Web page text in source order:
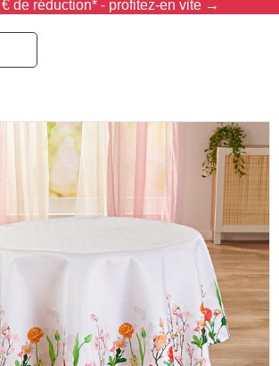
de réduction* - profitez-en vite →